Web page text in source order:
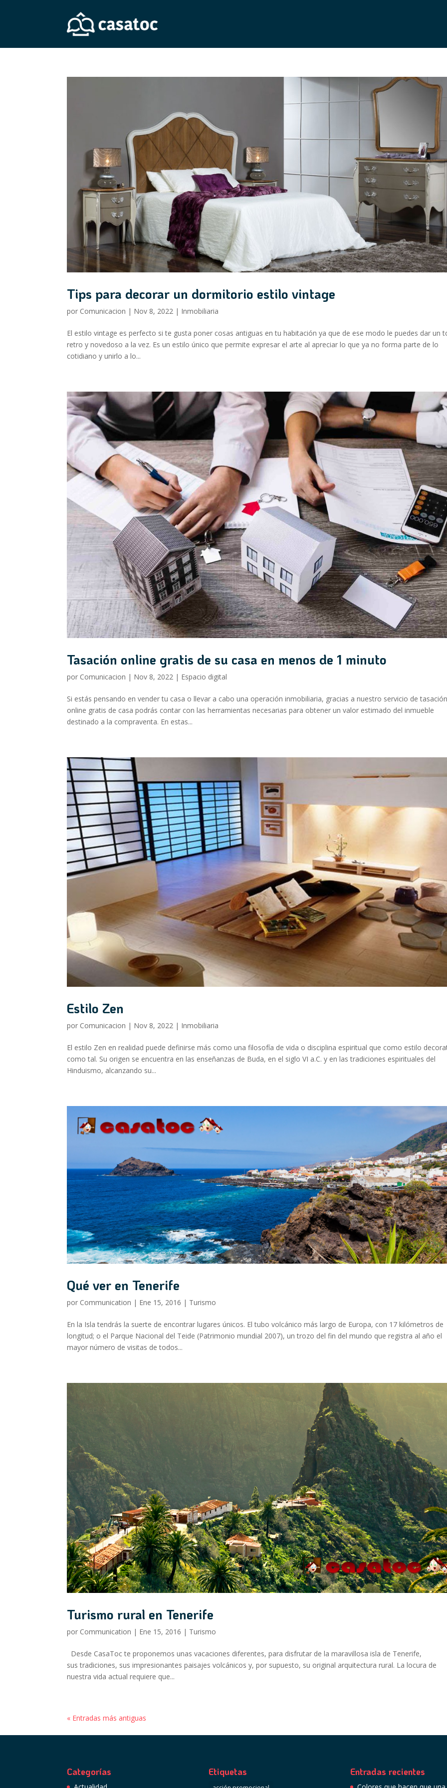
Tips para decorar un dormitorio estilo vintage
por Comunicacion | Nov 8, 2022 | Inmobiliaria
El estilo vintage es perfecto si te gusta poner cosas antiguas en tu habitación ya que de ese modo le puedes dar un
retro y novedoso a la vez. Es un estilo único que permite expresar el arte al apreciar lo que ya no forma parte de lo
cotidiano y unirlo a lo...
Tasación online gratis de su casa en menos de 1 minuto
por Comunicacion | Nov 8, 2022 | Espacio digital
Si estás pensando en vender tu casa o llevar a cabo una operación inmobiliaria, gracias a nuestro servicio de
online gratis de casa podrás contar con las herramientas necesarias para obtener un valor estimado del inmueble
destinado a la compraventa. En estas...
Estilo Zen
por Comunicacion | Nov 8, 2022 | Inmobiliaria
El estilo Zen en realidad puede definirse más como una filosofía de vida o disciplina espiritual que como estilo
como tal. Su origen se encuentra en las enseñanzas de Buda, en el siglo VI a.C. y en las tradiciones espirituales del
Hinduismo, alcanzando su...
Qué ver en Tenerife
por Communication | Ene 15, 2016 | Turismo
En la Isla tendrás la suerte de encontrar lugares únicos. El tubo volcánico más largo de Europa, con 17 kilómetros de
longitud; o el Parque Nacional del Teide (Patrimonio mundial 2007), un trozo del fin del mundo que registra al año el
mayor número de visitas de todos...
Turismo rural en Tenerife
por Communication | Ene 15, 2016 | Turismo
Desde CasaToc te proponemos unas vacaciones diferentes, para disfrutar de la maravillosa isla de Tenerife,
sus tradiciones, sus impresionantes paisajes volcánicos y, por supuesto, su original arquitectura rural. La locura de
nuestra vida actual requiere que...
« Entradas más antiguas
Categorías Etiquetas Entradas recientes